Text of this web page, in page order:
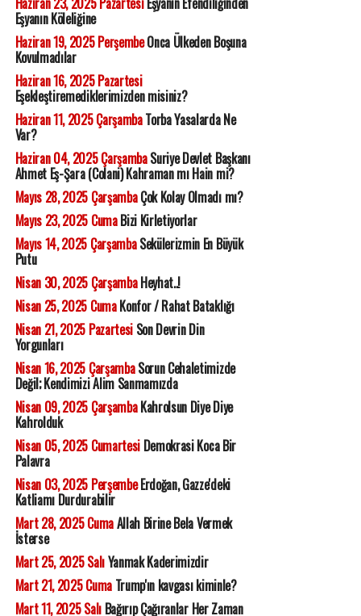
Eşyanın Köleliğine
Haziran 19, 2025 PerşembeOnca Ülkeden Boşuna
Kovulmadılar
Haziran 16, 2025 Pazartesi
Eşekleştiremediklerimizden misiniz?
Haziran 11, 2025 ÇarşambaTorba Yasalarda Ne
Var?
Haziran 04, 2025 ÇarşambaSuriye Devlet Başkanı
Ahmet Eş-Şara (Colani) Kahraman mı Hain mi?
Mayıs 28, 2025 ÇarşambaÇok Kolay Olmadı mı?
Mayıs 23, 2025 CumaBizi Kirletiyorlar
Mayıs 14, 2025 ÇarşambaSekülerizmin En Büyük
Putu
Nisan 30, 2025 ÇarşambaHeyhat..!
Nisan 25, 2025 CumaKonfor / Rahat Bataklığı
Nisan 21, 2025 PazartesiSon Devrin Din
Yorgunları
Nisan 16, 2025 ÇarşambaSorun Cehaletimizde
Değil; Kendimizi Alim Sanmamızda
Nisan 09, 2025 ÇarşambaKahrolsun Diye Diye
Kahrolduk
Nisan 05, 2025 CumartesiDemokrasi Koca Bir
Palavra
Nisan 03, 2025 PerşembeErdoğan, Gazze'deki
Katliamı Durdurabilir
Mart 28, 2025 CumaAllah Birine Bela Vermek
İsterse
Mart 25, 2025 SalıYanmak Kaderimizdir
Mart 21, 2025 CumaTrump'ın kavgası kiminle?
Mart 11, 2025 SalıBağırıp Çağıranlar Her Zaman